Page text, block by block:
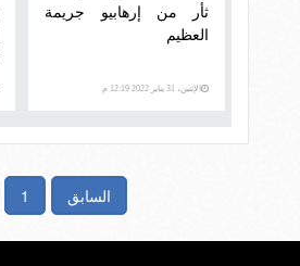
ثأر من إرهابيو جريمة
العظيم
الإثنين، 31 يناير 2022 12:19 م
السابق 1